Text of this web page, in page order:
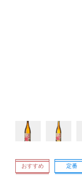
おすすめ 定番